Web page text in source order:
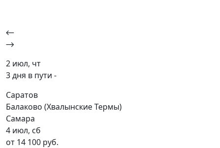
2 июл, чт
3 дня в пути -
Саратов
Балаково (Хвалынские Термы)
Самара
4 июл, сб
от 14 100 руб.